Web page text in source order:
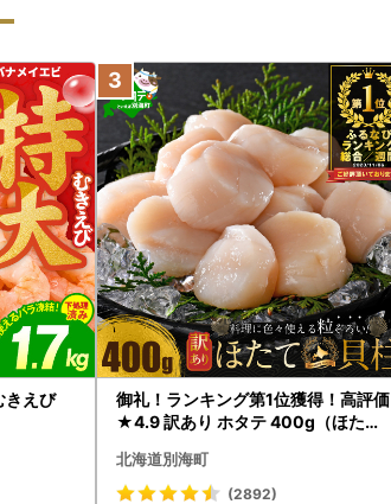
きえび
御礼！ランキング第1位獲得！高評価
★4.9 訳あり ホタテ 400g（ほたて
北海道別海町
(2892)